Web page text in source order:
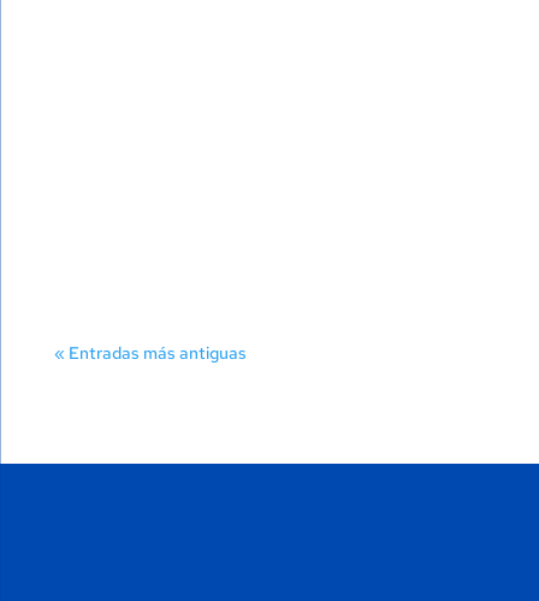
« Entradas más antiguas